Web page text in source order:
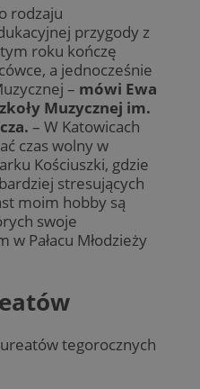
rodzaju
przygody z
tym roku kończę
a jednocześnie
– mówi Ewa
Muzycznej im.
– W Katowicach
czas wolny w
Kościuszki, gdzie
stresujących
moim hobby są
swoje
w Pałacu Młodzieży
tegorocznych